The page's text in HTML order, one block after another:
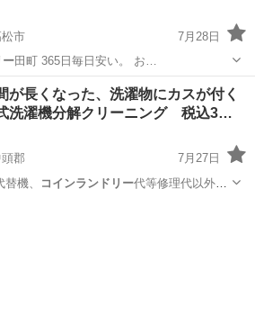
市
7月28日
ー田町 365日毎日安い。 お…
コインランドリー
が長くなった、洗濯物にカスが付く
洗濯機分解クリーニング 税込3…
郡
7月27日
機、
コインランドリー代等修理代以外の